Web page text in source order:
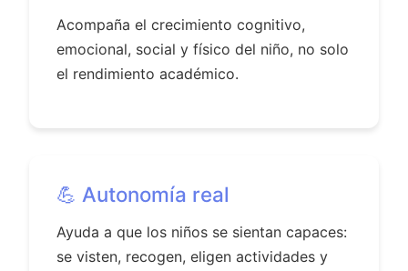
Acompaña el crecimiento cognitivo,
emocional, social y físico del niño, no solo
el rendimiento académico.
💪 Autonomía real
Ayuda a que los niños se sientan capaces:
se visten, recogen, eligen actividades y